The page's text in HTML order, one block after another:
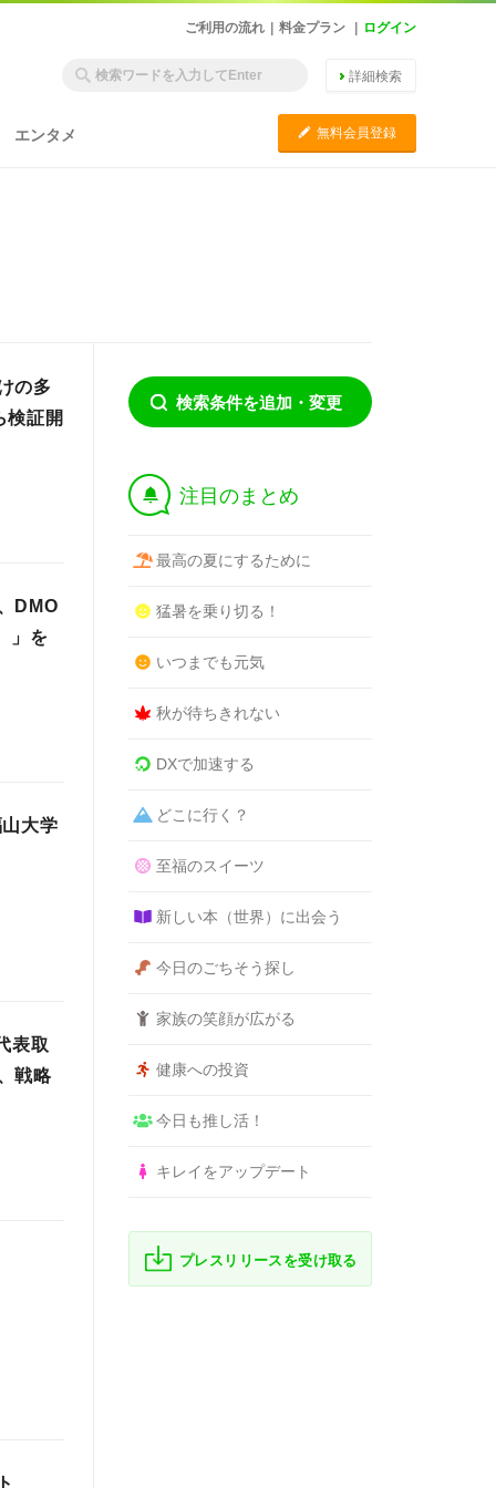
ご利用の流れ 料金プラン ログイン
詳細検索
エンタメ C 無料会員登録
の多
検証開
DMO
」を
大学
表取
戦略
検索条件を追加・変更
† 注目のまとめ
最高の夏にするために
猛暑を乗り切る！
いつまでも元気
秋が待ちきれない
DXで加速する
どこに行く？
至福のスイーツ
新しい本（世界）に出会う
今日のごちそう探し
家族の笑顔が広がる
健康への投資
今日も推し活！
キレイをアップデート
プレスリリースを受け取る